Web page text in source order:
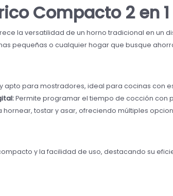
Compacto 2 en 1
la versatilidad de un horno tradicional en un
pequeñas o cualquier hogar que busque
apto para mostradores, ideal para cocinas con
Permite programar el tiempo de cocción con
hornear, tostar y asar, ofreciendo múltiples
y la facilidad de uso, destacando su